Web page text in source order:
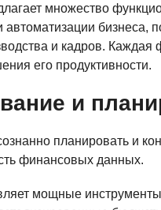
множество
бизнеса,
и кадров.
его продуктивности.
и
планировать и
финансовых данных.
мощные